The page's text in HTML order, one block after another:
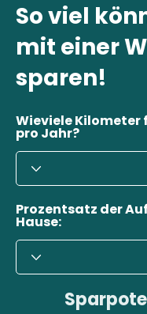
So viel
mit einer
sparen!
Wieviele Kilometer
pro Jahr?
Prozentsatz der
Hause: